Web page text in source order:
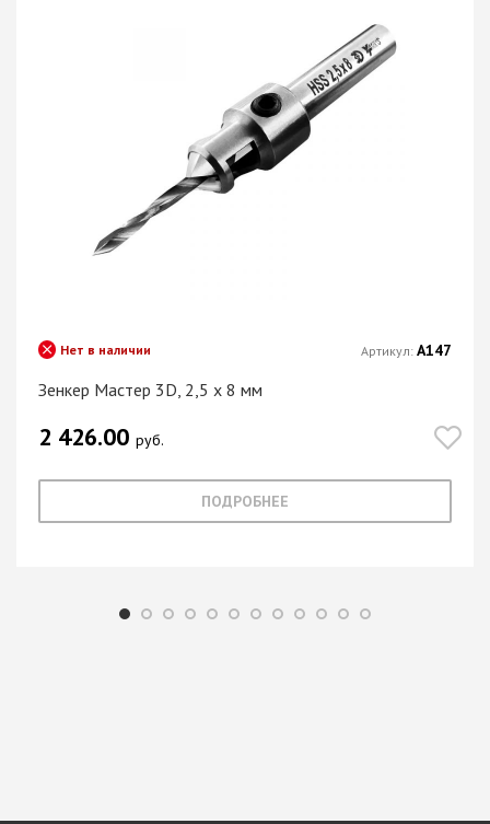
Зенкер Мастер 3D, 2,5 х 8 мм
Нет в наличии
2 426.00 руб.
ПОДРОБНЕЕ
Артикул: А147